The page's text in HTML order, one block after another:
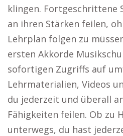
klingen. Fortgeschrittene
an ihren Stärken feilen,
Lehrplan folgen zu
ersten Akkorde
sofortigen Zugriffs auf
Lehrmaterialien, Videos
du jederzeit und überall
Fähigkeiten feilen. Ob zu
unterwegs, du hast